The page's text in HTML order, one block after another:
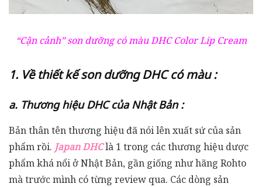
“Cận cảnh” son dưỡng có màu DHC Color Lip Cream
1. Về thiết kế son dưỡng DHC có màu :
a. Thương hiệu DHC của Nhật Bản :
Bản thân tên thương hiệu đã nói lên xuất sứ của sản
phẩm rồi. Japan DHClà 1 trong các thương hiệu dược
phẩm khá nổi ở Nhật Bản, gần giống như hãng Rohto
mà trước mình có từng review qua. Các dòng sản